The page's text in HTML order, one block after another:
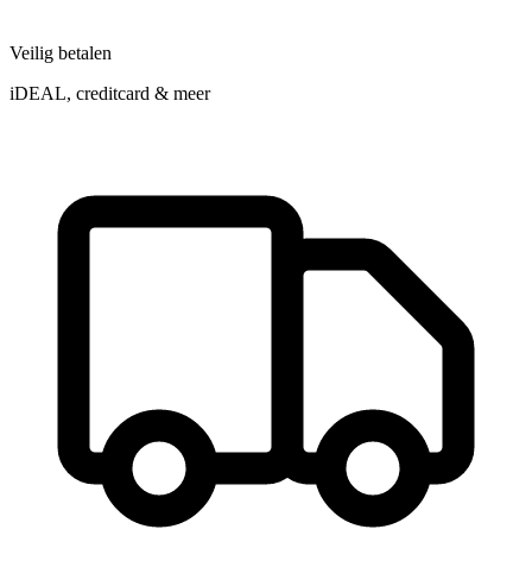
Veilig betalen
iDEAL, creditcard & meer